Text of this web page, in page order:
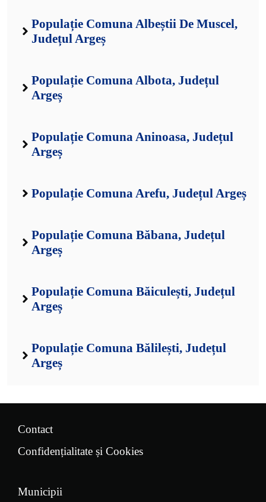
Populație Comuna Albeștii De Muscel,
Județul Argeș
Populație Comuna Albota, Județul
Argeș
Populație Comuna Aninoasa, Județul
Argeș
Populație Comuna Arefu, Județul Argeș
Populație Comuna Băbana, Județul
Argeș
Populație Comuna Băiculești, Județul
Argeș
Populație Comuna Bălilești, Județul
Argeș
Contact
Confidențialitate și Cookies
Municipii